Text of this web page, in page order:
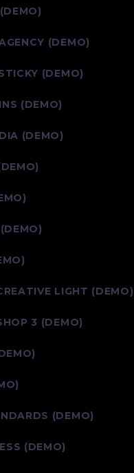
(DEMO)
(DEMO)
(DEMO)
(DEMO)
LIGHT (DEMO)
3 (DEMO)
(DEMO)
(DEMO)